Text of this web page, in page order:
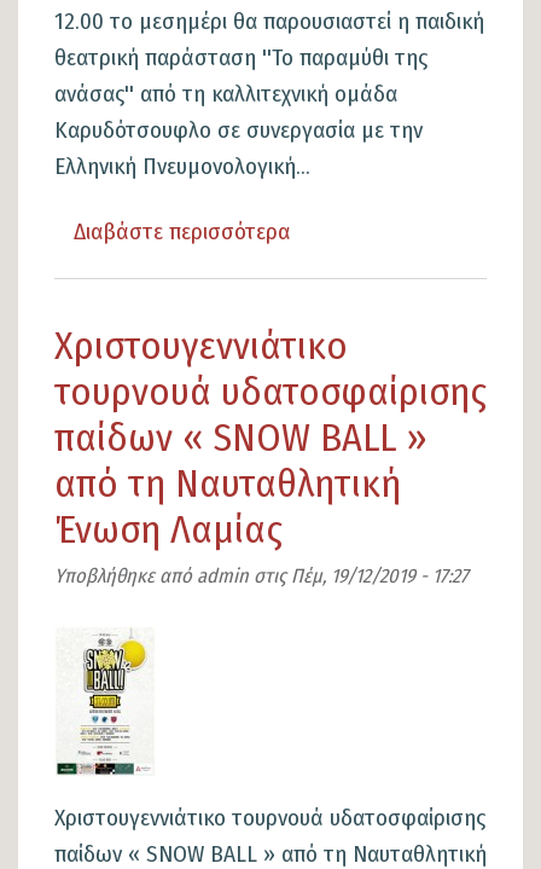
12.00 το μεσημέρι θα παρουσιαστεί η παιδική
θεατρική παράσταση ''Το παραμύθι της
ανάσας'' από τη καλλιτεχνική ομάδα
Καρυδότσουφλο σε συνεργασία με την
Ελληνική Πνευμονολογική...
Διαβάστε περισσότερα
τα
Ανθρώπινα
Δικαιώματα
και
και
Χριστουγεννιάτικο
τουρνουά υδατοσφαίρισης
παίδων « SNOW BALL »
από τη Ναυταθλητική
Ένωση Λαμίας
Υποβλήθηκε από admin στιςΠέμ, 19/12/2019 - 17:27
Εικόνα
Χριστουγεννιάτικο τουρνουά υδατοσφαίρισης
παίδων « SNOW BALL » από τη Ναυταθλητική